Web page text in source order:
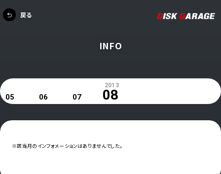
INFO
2013
05 06 07 08
※該当月のインフォメーションはありませんでした。
戻る